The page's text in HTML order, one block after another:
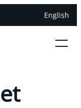
English